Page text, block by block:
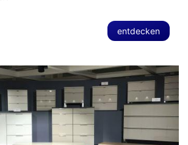
entdecken